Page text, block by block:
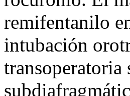
remifentanilo
intubación